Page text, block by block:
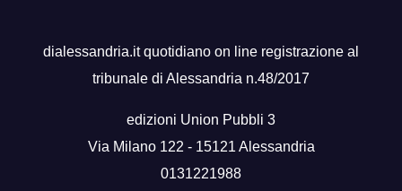
dialessandria.it quotidiano on line registrazione al
tribunale di Alessandria n.48/2017
edizioni Union Pubbli 3
Via Milano 122 - 15121 Alessandria
0131221988